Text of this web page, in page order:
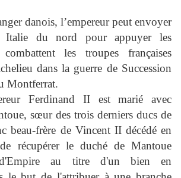
danois, l’empereur peut envoyer
Italie du nord pour appuyer les
les troupes françaises
dans la guerre de Succession
Montferrat.
Ferdinand II est marié avec
sœur des trois derniers ducs de
beau-frère de Vincent II décédé en
récupérer le duché de Mantoue
au titre d'un bien en